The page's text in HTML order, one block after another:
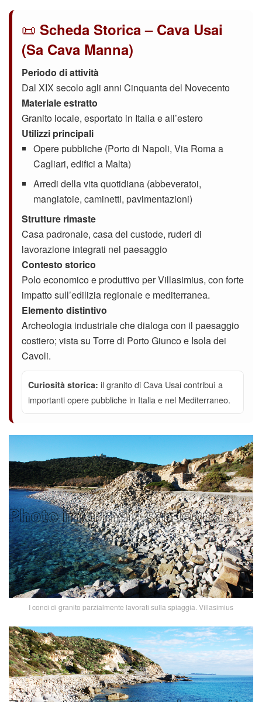
📜 Scheda Storica – Cava Usai
(Sa Cava Manna)
Periodo di attività
Dal XIX secolo agli anni Cinquanta del Novecento
Materiale estratto
Granito locale, esportato in Italia e all’estero
Utilizzi principali
Opere pubbliche (Porto di Napoli, Via Roma a
Cagliari, edifici a Malta)
Arredi della vita quotidiana (abbeveratoi,
mangiatoie, caminetti, pavimentazioni)
Strutture rimaste
Casa padronale, casa del custode, ruderi di
lavorazione integrati nel paesaggio
Contesto storico
Polo economico e produttivo per Villasimius, con forte
impatto sull’edilizia regionale e mediterranea.
Elemento distintivo
Archeologia industriale che dialoga con il paesaggio
costiero; vista su Torre di Porto Giunco e Isola dei
Cavoli.
Curiosità storica: il granito di Cava Usai contribuì a
importanti opere pubbliche in Italia e nel Mediterraneo.
I conci di granito parzialmente lavorati sulla spiaggia. Villasimius